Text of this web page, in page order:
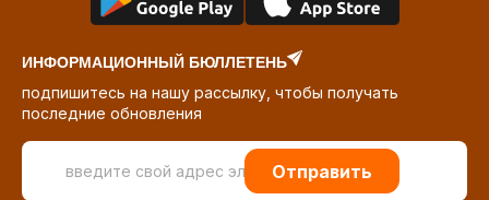
ИНФОРМАЦИОННЫЙ БЮЛЛЕТЕНЬ
подпишитесь на нашу рассылку, чтобы получать
последние обновления
Отправить